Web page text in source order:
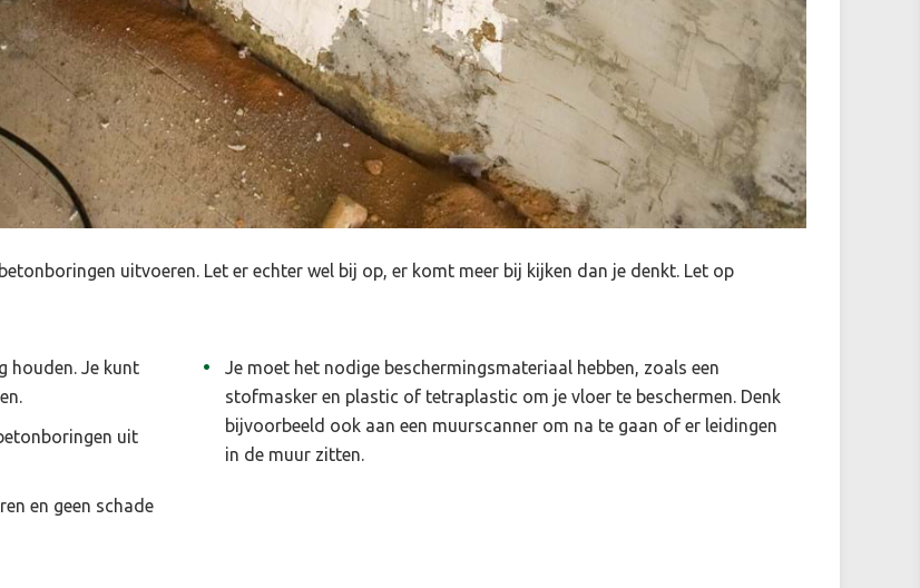
uitvoeren. Let er echter wel bij op, er komt meer bij kijken dan je denkt. Let op
houden. Je kunt
uit
en geen schade
Je moet het nodige beschermingsmateriaal hebben, zoals een
stofmasker en plastic of tetraplastic om je vloer te beschermen. Denk
bijvoorbeeld ook aan een muurscanner om na te gaan of er leidingen
in de muur zitten.